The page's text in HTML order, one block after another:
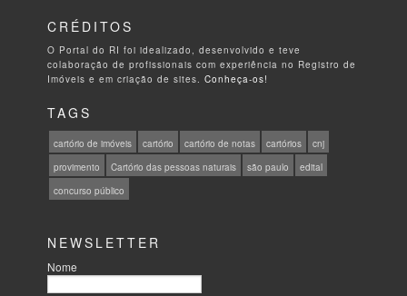
CRÉDITOS
O Portal do RI foi idealizado, desenvolvido e teve
colaboração de profissionais com experiência no Registro de
Imóveis e em criação de sites.Conheça-os!
TAGS
cartório de imóveis cartório cartório de notas cartórios
cnj
provimento
Cartório das pessoas naturais são paulo
edital
concurso público
NEWSLETTER
Nome